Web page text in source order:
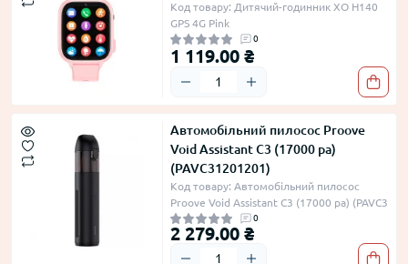
Код товару: Дитячий-годинник XO H140
GPS 4G Pink
0
1 119.00 ₴
Автомобільний пилосос Proove
Void Assistant C3 (17000 pa)
(PAVC31201201)
Код товару: Автомобільний пилосос
Proove Void Assistant C3 (17000 pa) (PAVC3
0
2 279.00 ₴